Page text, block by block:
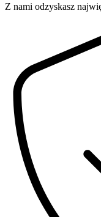
Z nami odzyskasz